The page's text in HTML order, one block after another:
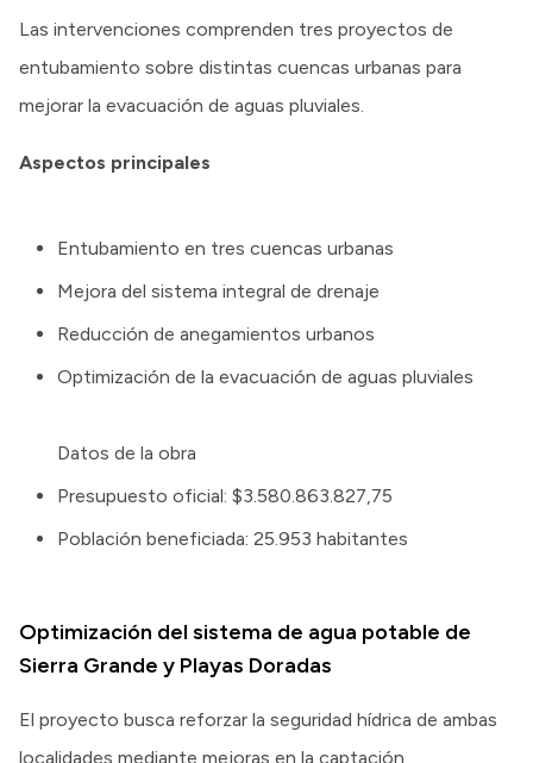
Las intervenciones comprenden tres proyectos de
entubamiento sobre distintas cuencas urbanas para
mejorar la evacuación de aguas pluviales.
Aspectos principales
Entubamiento en tres cuencas urbanas
Mejora del sistema integral de drenaje
Reducción de anegamientos urbanos
Optimización de la evacuación de aguas pluviales
Datos de la obra
Presupuesto oficial: $3.580.863.827,75
Población beneficiada: 25.953 habitantes
Optimización del sistema de agua potable de
Sierra Grande y Playas Doradas
El proyecto busca reforzar la seguridad hídrica de ambas
localidades mediante mejoras en la captación,